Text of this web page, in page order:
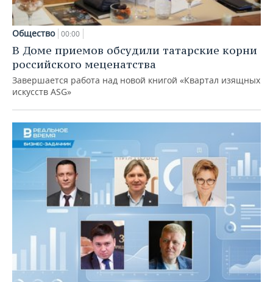
Общество 00:00
В Доме приемов обсудили татарские корни
российского меценатства
Завершается работа над новой книгой «Квартал изящных
искусств ASG»